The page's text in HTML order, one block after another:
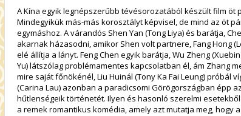
A Kína egyik legnépszerűbb tévésorozatából készült film öt
Mindegyikük más-más korosztályt képvisel, de mind az öt
egymáshoz. A várandós Shen Yan (Tong Liya) és barátja,
akarnak házasodni, amikor Shen volt partnere, Fang Hong
elé állítja a lányt. Feng Chen egyik barátja, Wu Zheng
Yu) látszólag problémamentes kapcsolatban él, ám Zhang
mire saját főnökénél, Liu Huinál (Tony Ka Fai Leung) próbál
(Carina Lau) azonban a paradicsomi Görögországban épp
hűtlenségeik történetét. Ilyen és hasonló szerelmi
a remek romantikus komédia, amely azt mutatja meg, hogy